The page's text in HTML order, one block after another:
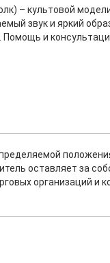
– культовой
звук и яркий
и
оставляет за
организаций и